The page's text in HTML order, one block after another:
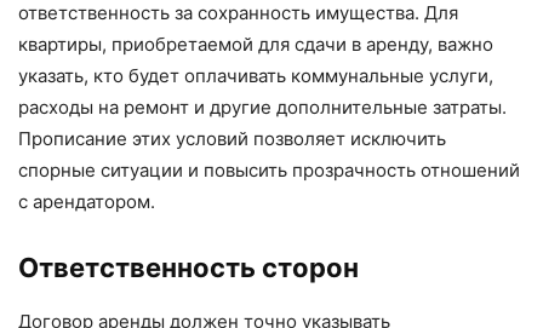
ответственность за сохранность имущества. Для
квартиры, приобретаемой для сдачи в аренду, важно
указать, кто будет оплачивать коммунальные услуги,
расходы на ремонт и другие дополнительные затраты.
Прописание этих условий позволяет исключить
спорные ситуации и повысить прозрачность отношений
с арендатором.
Ответственность сторон
Договор аренды должен точно указывать